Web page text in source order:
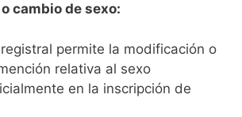
cambio de sexo:
permite la modificación o
relativa al sexo
en la inscripción de